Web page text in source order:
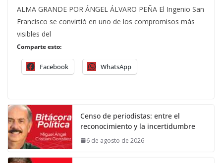
ALMA GRANDE POR ÁNGEL ÁLVARO PEÑA El Ingenio San
Francisco se convirtió en uno de los compromisos más
visibles del
Comparte esto:
Facebook WhatsApp
Censo de periodistas: entre el
reconocimiento y la incertidumbre
6 de agosto de 2026